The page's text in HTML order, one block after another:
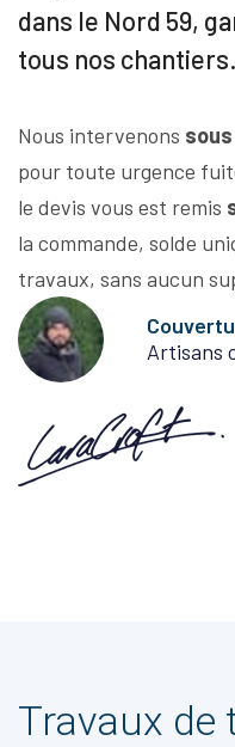
dans le Nord 59,
tous nos chantiers.
Nous intervenons
pour toute urgence
le devis vous est remis
la commande, solde
travaux, sans aucun
Artisans
Travaux de